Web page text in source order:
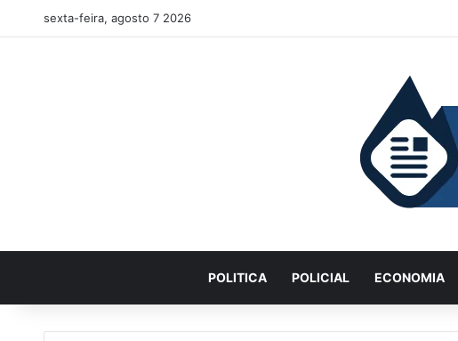
sexta-feira, agosto 7 2026
POLITICA POLICIAL ECONOMIA